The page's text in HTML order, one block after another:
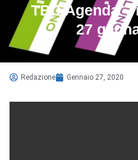
TBD Agenda
27
Redazione Gennaio 27, 2020